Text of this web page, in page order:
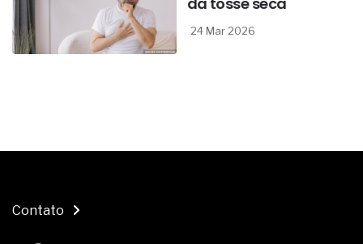
24 Mar 2026
Contato